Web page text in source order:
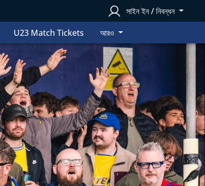
সাইন ইন / নিবন্ধন
U23 Match Tickets আরও